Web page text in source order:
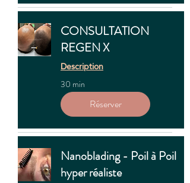
CONSULTATION
REGEN X
Description
30 min
Réserver
Nanoblading - Poil à Poil
hyper réaliste